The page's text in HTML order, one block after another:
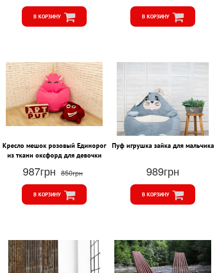
В КОРЗИНУ В КОРЗИНУ
Кресло мешок розовый Единорог
из ткани оксфорд для девочки
987грн 850грн
В КОРЗИНУ
Пуф игрушка зайка для мальчика
989грн
В КОРЗИНУ